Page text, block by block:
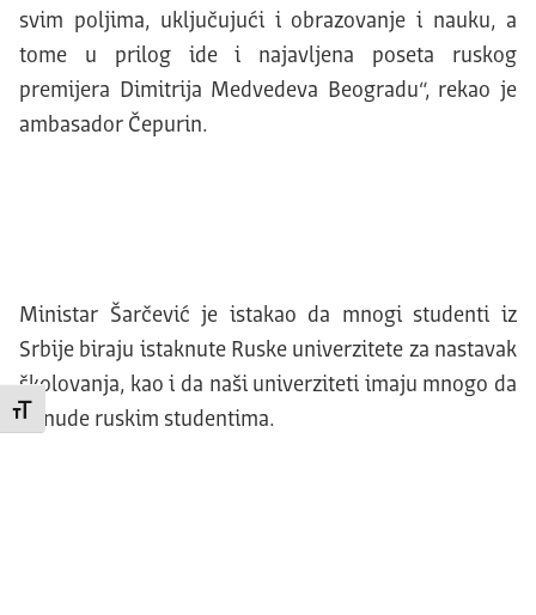
Promeni veličinu slova
svim poljima, uključujući i obrazovanje i nauku, a
tome u prilog ide i najavljena poseta ruskog
premijera Dimitrija Medvedeva Beogradu“, rekao je
ambasador Čepurin.
Ministar Šarčević je istakao da mnogi studenti iz
Srbije biraju istaknute Ruske univerzitete za nastavak
školovanja, kao i da naši univerziteti imaju mnogo da
ponude ruskim studentima.